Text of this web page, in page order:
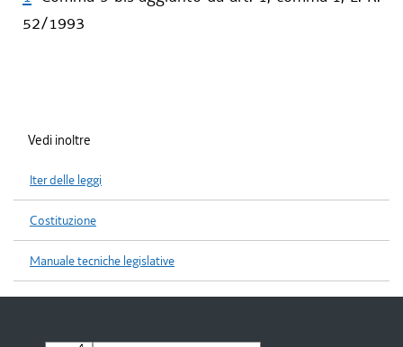
52/1993
Vedi inoltre
Iter delle leggi
Costituzione
Manuale tecniche legislative